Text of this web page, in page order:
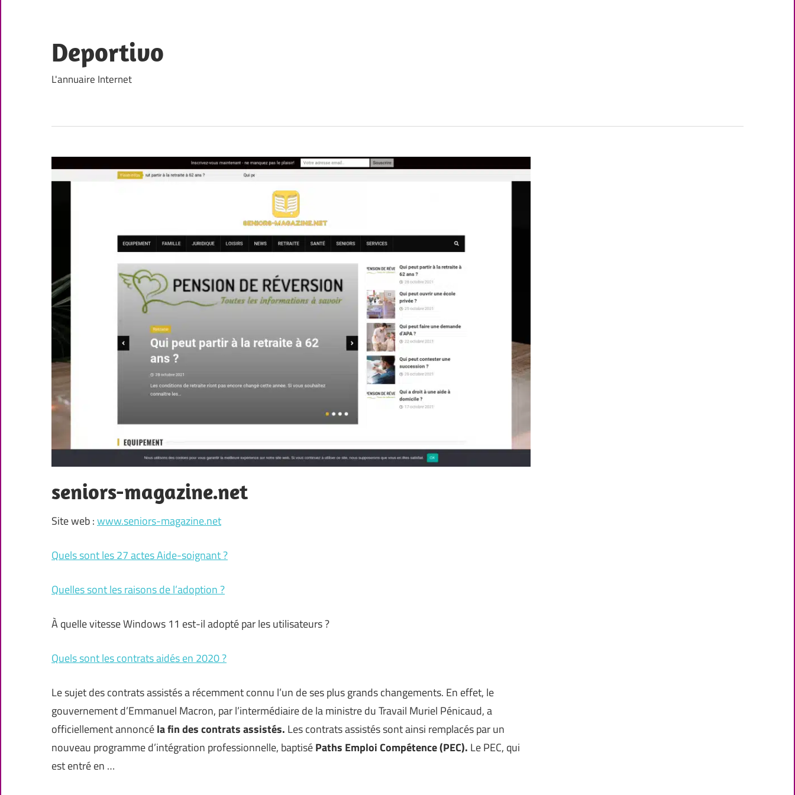
content
Deportivo
L'annuaire Internet
seniors-magazine.net
Site web :www.seniors-magazine.net
Quels sont les 27 actes Aide-soignant ?
Quelles sont les raisons de l’adoption ?
À quelle vitesse Windows 11 est-il adopté par les utilisateurs ?
Quels sont les contrats aidés en 2020 ?
Le sujet des contrats assistés a récemment connu l’un de ses plus grands changements. En effet, le
gouvernement d’Emmanuel Macron, par l’intermédiaire de la ministre du Travail Muriel Pénicaud, a
officiellement annoncéla fin des contrats assistés. Les contrats assistés sont ainsi remplacés par un
nouveau programme d’intégration professionnelle, baptiséPaths Emploi Compétence (PEC). Le PEC, qui
est entré en …